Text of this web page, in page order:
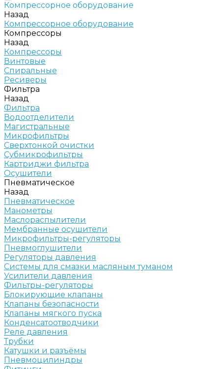
Компрессорное оборудование
Назад
Компрессорное оборудование
Компрессоры
Назад
Компрессоры
Винтовые
Спиральные
Ресиверы
Фильтра
Назад
Фильтра
Водоотделители
Магистральные
Микрофильтры
Сверхтонкой очистки
Субмикрофильтры
Картриджи фильтра
Осушители
Пневматическое
Назад
Пневматическое
Манометры
Маслораспылители
Мембранные осушители
Микрофильтры-регуляторы
Пневмоглушители
Регуляторы давления
Системы для смазки масляным туманом
Усилители давления
Фильтры-регуляторы
Блокирующие клапаны
Клапаны безопасности
Клапаны мягкого пуска
Конденсатоотводчики
Реле давления
Трубки
Катушки и разъёмы
Пневмоцилиндры